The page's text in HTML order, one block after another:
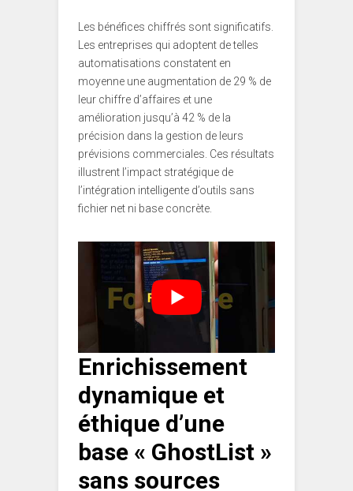
Les bénéfices chiffrés sont significatifs.
Les entreprises qui adoptent de telles
automatisations constatent en
moyenne une augmentation de 29 % de
leur chiffre d’affaires et une
amélioration jusqu’à 42 % de la
précision dans la gestion de leurs
prévisions commerciales. Ces résultats
illustrent l’impact stratégique de
l’intégration intelligente d’outils sans
fichier net ni base concrète.
Enrichissement
dynamique et
éthique d’une
base « GhostList »
sans sources